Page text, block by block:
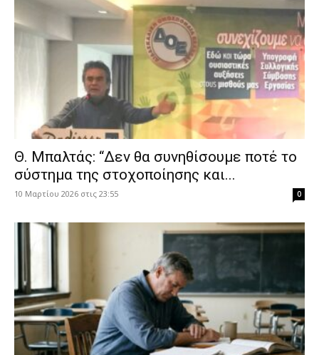
Θ. Μπαλτάς: “Δεν θα συνηθίσουμε ποτέ το
σύστημα της στοχοποίησης και...
10 Μαρτίου 2026 στις 23:55 0